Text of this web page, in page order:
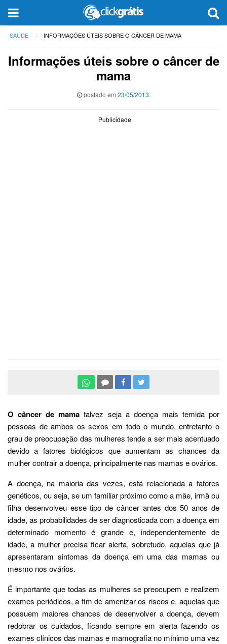
SAÚDE INFORMAÇÕES ÚTEIS SOBRE O CÂNCER DE MAMA
Informações úteis sobre o câncer de
mama
postado em 23/05/2013.
Publicidade
O câncer de mama talvez seja a doença mais temida por
pessoas de ambos os sexos em todo o mundo, entretanto o
grau de preocupação das mulheres tende a ser mais acentuado
devido a fatores biológicos que aumentam as chances da
mulher contrair a doença, principalmente nas mamas e ovários.
A doença, na maioria das vezes, está relacionada a fatores
genéticos, ou seja, se um familiar próximo como a mãe, irmã ou
filha desenvolveu esse tipo de câncer antes dos 50 anos de
idade, as probabilidades de ser diagnosticada com a doença em
determinado momento é grande e, independentemente de
idade, a mulher precisa ficar alerta, sobretudo, aquelas que já
apresentaram sintomas da doença em uma das mamas ou
mesmo nos ovários.
É importante que todas as mulheres se preocupem e realizem
exames periódicos, a fim de amenizar os riscos e, aquelas que
possuem maiores chances de desenvolver a doença, devem
redobrar os cuidados, ficando sempre em alerta fazendo os
exames clínicos das mamas e mamografia no mínimo uma vez